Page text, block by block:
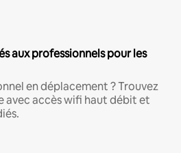
aux professionnels pour les
en déplacement ? Trouvez
avec accès wifi haut débit et